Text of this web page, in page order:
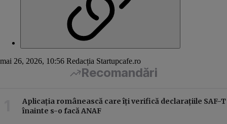
mai 26, 2026, 10:56 Redacția Startupcafe.ro
Recomandări
Aplicația românească care îți verifică declarațiile SAF-T
înainte s-o facă ANAF